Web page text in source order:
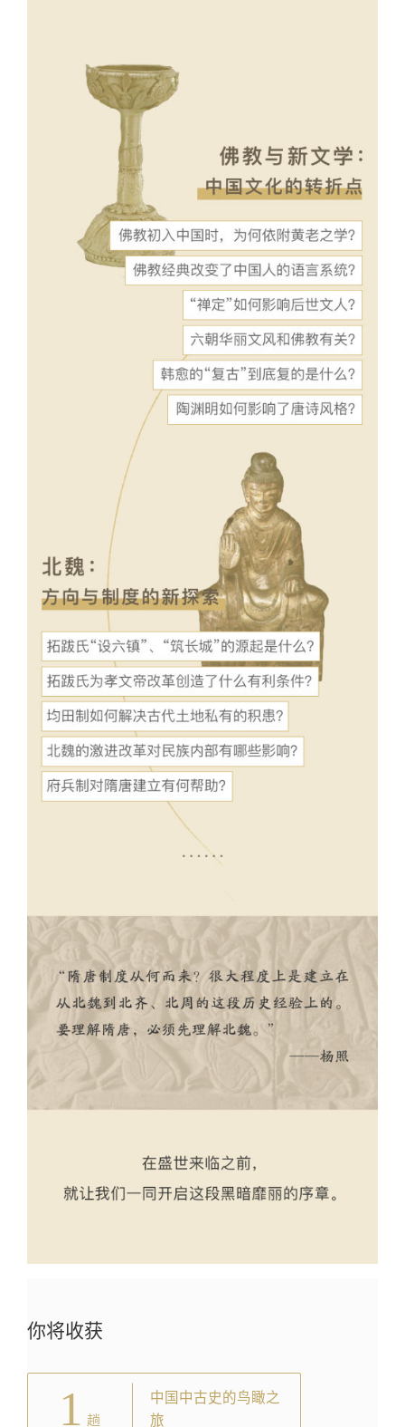
你将收获
1 趟
中国中古史的鸟瞰之
旅